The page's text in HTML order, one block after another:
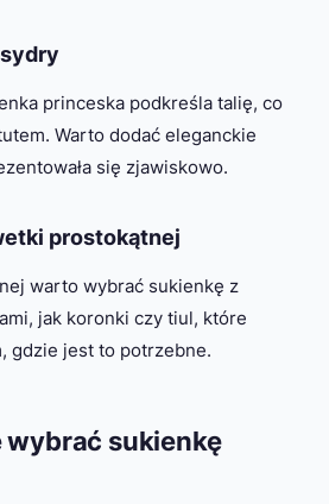
princeska podkreśla talię, co
Warto dodać eleganckie
się zjawiskowo.
prostokątnej
warto wybrać sukienkę z
jak koronki czy tiul, które
gdzie jest to potrzebne.
wybrać sukienkę